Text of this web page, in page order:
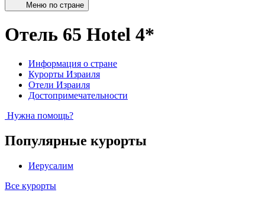
Меню по стране
Отель 65 Hotel 4*
Информация о стране
Курорты Израиля
Отели Израиля
Достопримечательности
Нужна помощь?
Популярные курорты
Иерусалим
Все курорты